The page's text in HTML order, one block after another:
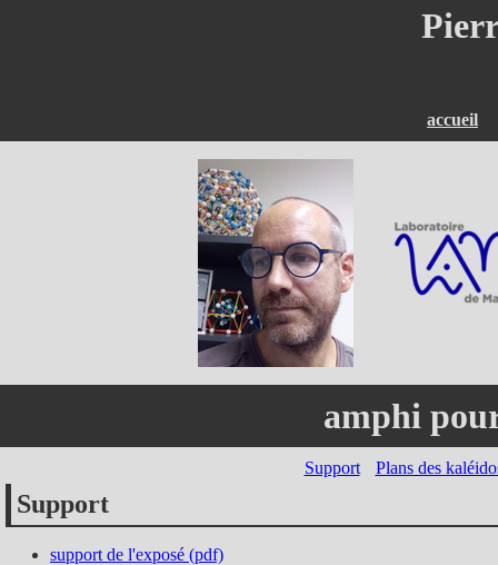
accueil
amphi
Support Plans des
Support
support de l'exposé (pdf)